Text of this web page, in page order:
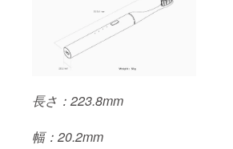
長さ：223.8mm
幅：20.2mm